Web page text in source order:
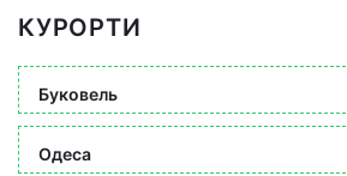
КУРОРТИ
Буковель
Одеса